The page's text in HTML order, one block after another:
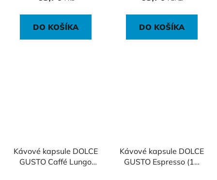
DO KOŠÍKA DO KOŠÍKA
Kávové kapsule DOLCE
GUSTO Caffé Lungo
Kávové kapsule DOLCE
GUSTO Espresso (16